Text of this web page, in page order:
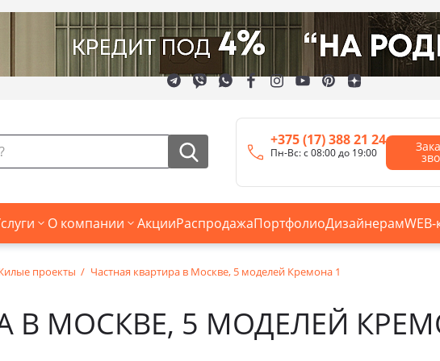
+375 (17) 388 21 24
Пн-Вс: с 08:00 до 19:00
О компании АкцииРаспродажаПортфолиоДизайнерамWEB-
проекты Частная квартира в Москве, 5 моделей Кремона 1
В МОСКВЕ, 5 МОДЕЛЕЙ